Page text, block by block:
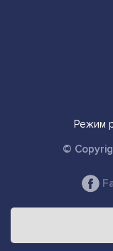
Режим
©